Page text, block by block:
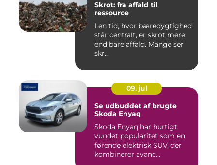
Skrot: fra affald til
ressource
I en tid, hvor bæredygtighed
står centralt, er skrot mere
end bare affald. Mange ser
skr...
09. jul
Se udbuddet af brugte
Skoda Enyaq
Skoda Enyaq har hurtigt
vundet popularitet som en
førende elektrisk SUV, der
kombinerer avanc...